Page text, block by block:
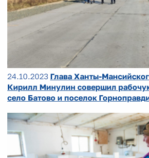
24.10.2023 Глава Ханты-
Кирилл Минулин совершил
село Батово и поселок